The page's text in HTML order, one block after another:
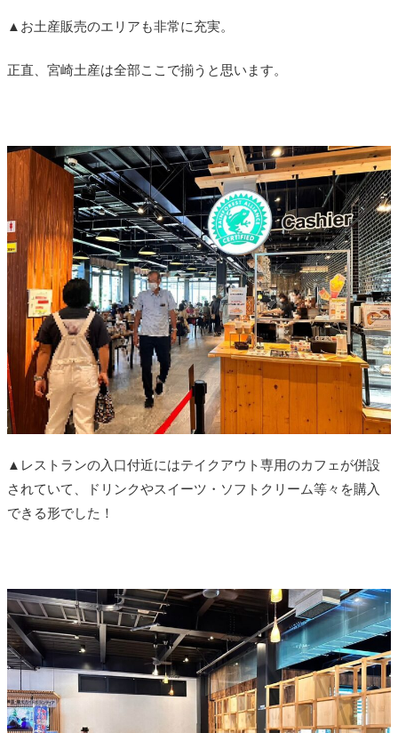
▲お土産販売のエリアも非常に充実。
正直、宮崎土産は全部ここで揃うと思います。
▲レストランの入口付近にはテイクアウト専用のカフェが併設
されていて、ドリンクやスイーツ・ソフトクリーム等々を購入
できる形でした！